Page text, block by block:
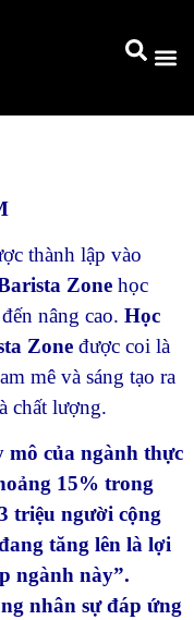
thành lập vào
Zone học
nâng cao. Học
Zone được coi là
mê và sáng tạo ra
chất lượng.
mô của ngành thực
15% trong
triệu người cộng
tăng lên là lợi
ngành này”.
nhân sự đáp ứng